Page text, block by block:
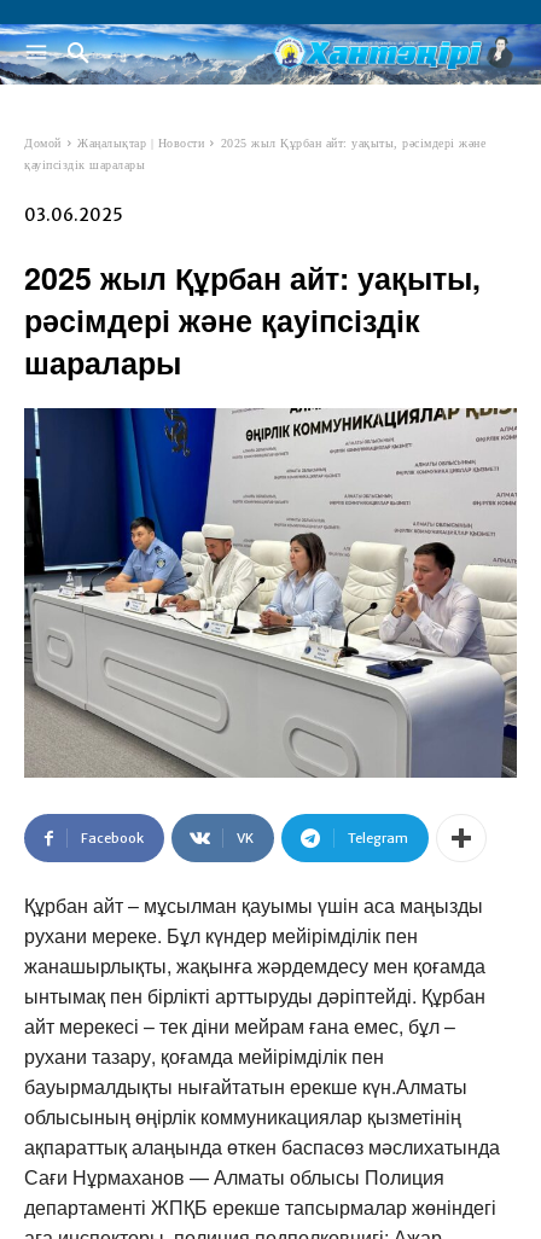
Домой Жаңалықтар | Новости
2025 жыл Құрбан айт: уақыты, рәсімдері және
қауіпсіздік шаралары
03.06.2025
2025 жыл Құрбан айт: уақыты,
рәсімдері және қауіпсіздік
шаралары
Facebook VK Telegram
Құрбан айт – мұсылман қауымы үшін аса маңызды
рухани мереке. Бұл күндер мейірімділік пен
жанашырлықты, жақынға жәрдемдесу мен қоғамда
ынтымақ пен бірлікті арттыруды дәріптейді. Құрбан
айт мерекесі – тек діни мейрам ғана емес, бұл –
рухани тазару, қоғамда мейірімділік пен
бауырмалдықты нығайтатын ерекше күн.Алматы
облысының өңірлік коммуникациялар қызметінің
ақпараттық алаңында өткен баспасөз мәслихатында
Сағи Нұрмаханов — Алматы облысы Полиция
департаменті ЖПҚБ ерекше тапсырмалар жөніндегі